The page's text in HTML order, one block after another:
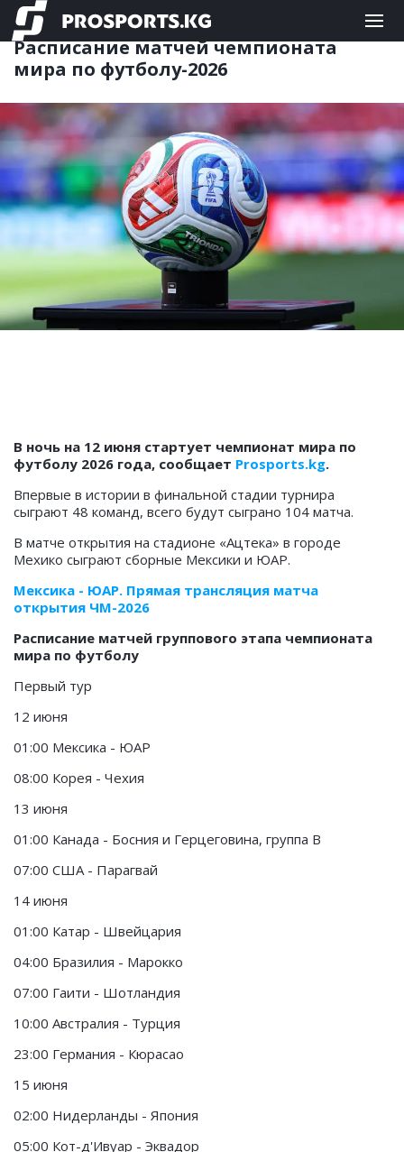
ФУТБОЛ 11.06.2026 12:31
Расписание матчей чемпионата
мира по футболу-2026
В ночь на 12 июня стартует чемпионат мира по
футболу 2026 года, сообщает Prosports.kg.
Впервые в истории в финальной стадии турнира
сыграют 48 команд, всего будут сыграно 104 матча.
В матче открытия на стадионе «Ацтека» в городе
Мехико сыграют сборные Мексики и ЮАР.
Мексика - ЮАР. Прямая трансляция матча
открытия ЧМ-2026
Расписание матчей группового этапа чемпионата
мира по футболу
Первый тур
12 июня
01:00 Мексика - ЮАР
08:00 Корея - Чехия
13 июня
01:00 Канада - Босния и Герцеговина, группа В
07:00 США - Парагвай
14 июня
01:00 Катар - Швейцария
04:00 Бразилия - Марокко
07:00 Гаити - Шотландия
10:00 Австралия - Турция
23:00 Германия - Кюрасао
15 июня
02:00 Нидерланды - Япония
05:00 Кот-д'Ивуар - Эквадор